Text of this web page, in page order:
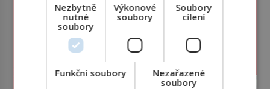
Nezbytně
nutné
soubory
Výkonové
soubory
Soubory
cílení
Funkční soubory
Nezařazené
soubory